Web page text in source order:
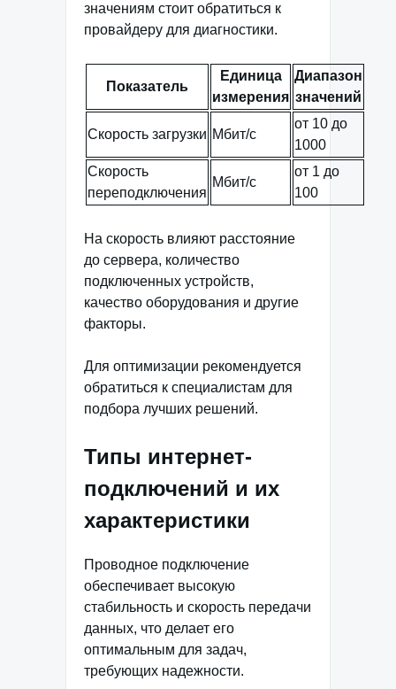
значениям стоит обратиться к
провайдеру для диагностики.
Показатель
Единица
измерения
Диапазон
значений
Скорость загрузки Мбит/с
от 10 до
1000
Скорость
переподключения
Мбит/с
от 1 до
100
На скорость влияют расстояние
до сервера, количество
подключенных устройств,
качество оборудования и другие
факторы.
Для оптимизации рекомендуется
обратиться к специалистам для
подбора лучших решений.
Типы интернет-
подключений и их
характеристики
Проводное подключение
обеспечивает высокую
стабильность и скорость передачи
данных, что делает его
оптимальным для задач,
требующих надежности.